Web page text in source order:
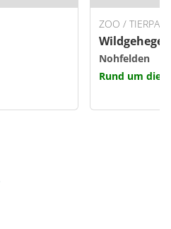
ZOO / TIERPARK
Wildgehege
Nohfelden
Rund um die